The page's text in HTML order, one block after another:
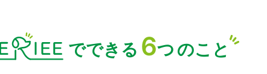
でできる 6つ のこと